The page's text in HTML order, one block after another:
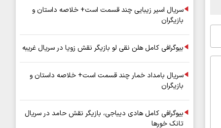
سریال اسیر زیبایی چند قسمت است+ خلاصه داستان و
بازیگران
بیوگرافی کامل هلن نقی لو بازیگر نقش زویا در سریال غریبه
سریال بامداد خمار چند قسمت است+ خلاصه داستان و
بازیگران
بیوگرافی کامل هادی دیباجی، بازیگر نقش حامد در سریال
تانک خورها